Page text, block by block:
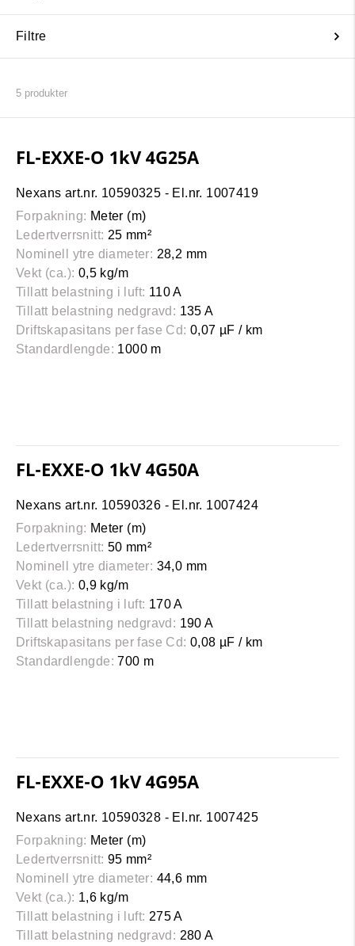
Filtre
5 produkter
FL-EXXE-O 1kV 4G25A
Nexans art.nr. 10590325 - El.nr. 1007419
Forpakning: Meter (m)
Ledertverrsnitt: 25 mm²
Nominell ytre diameter: 28,2 mm
Vekt (ca.): 0,5 kg/m
Tillatt belastning i luft: 110 A
Tillatt belastning nedgravd: 135 A
Driftskapasitans per fase Cd: 0,07 µF / km
Standardlengde: 1000 m
FL-EXXE-O 1kV 4G50A
Nexans art.nr. 10590326 - El.nr. 1007424
Forpakning: Meter (m)
Ledertverrsnitt: 50 mm²
Nominell ytre diameter: 34,0 mm
Vekt (ca.): 0,9 kg/m
Tillatt belastning i luft: 170 A
Tillatt belastning nedgravd: 190 A
Driftskapasitans per fase Cd: 0,08 µF / km
Standardlengde: 700 m
FL-EXXE-O 1kV 4G95A
Nexans art.nr. 10590328 - El.nr. 1007425
Forpakning: Meter (m)
Ledertverrsnitt: 95 mm²
Nominell ytre diameter: 44,6 mm
Vekt (ca.): 1,6 kg/m
Tillatt belastning i luft: 275 A
Tillatt belastning nedgravd: 280 A